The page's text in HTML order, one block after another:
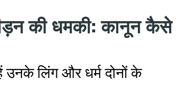
की धमकी: कानून कैसे
उनके लिंग और धर्म दोनों के